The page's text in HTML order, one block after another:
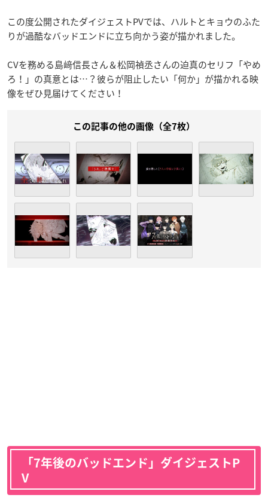
この度公開されたダイジェストPVでは、ハルトとキョウのふた
りが過酷なバッドエンドに立ち向かう姿が描かれました。
CVを務める島﨑信長さん＆松岡禎丞さんの迫真のセリフ「やめ
ろ！」の真意とは…？彼らが阻止したい「何か」が描かれる映
像をぜひ見届けてください！
この記事の他の画像（全7枚）
「7年後のバッドエンド」ダイジェストP
V